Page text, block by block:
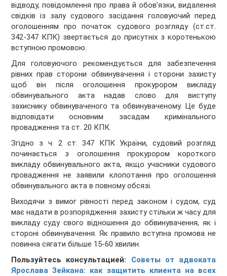
відводу, повідомлення про права й обов’язки, видалення
свідків із залу судового засідання головуючий перед
оголошенням про початок судового розгляду (ст.ст.
342-347 КПК) звертається до присутніх з коротенькою
вступною промовою.
Для головуючого рекомендується для забезпечення
рівних прав сторони обвинувачення і сторони захисту
щоб він після оголошення прокурором викладу
обвинувального акта надав слово для виступу
захиснику обвинуваченого та обвинуваченому. Це буде
відповідати основним засадам кримінального
провадження та ст. 20 КПК.
Згідно з ч. 2 ст. 347 КПК України, судовий розгляд
починається з оголошення прокурором короткого
викладу обвинувального акта, якщо учасники судового
провадження не заявили клопотання про оголошення
обвинувального акта в повному обсязі.
Виходячи з вимог рівності перед законом і судом, суд
має надати в розпорядження захисту стільки ж часу для
викладу суду свого відношення до обвинувачення, як і
стороні обвинувачення. Як правило вступна промова не
повинна сягати більше 15-60 хвилин.
Пользуйтесь консультацией: Советы от адвоката
Ярослава Зейкана: как защитить клиента на всех